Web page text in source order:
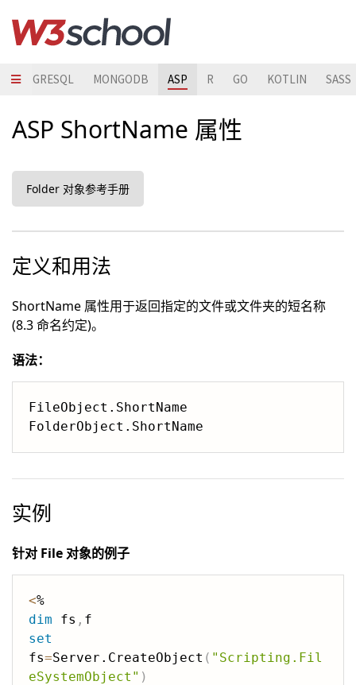
POSTGRESQL MONGODB ASP R GO KOTLIN SASS
ASP ShortName 属性
Folder 对象参考手册
定义和用法
ShortName 属性用于返回指定的文件或文件夹的短名称
(8.3 命名约定)。
语法：
FileObject.ShortName
实例
针对 File 对象的例子
<
dim fs ,
set
fs=Server.CreateObject ( "Scripting.Fil
eSystemObject" )